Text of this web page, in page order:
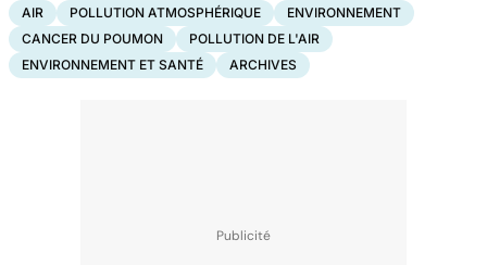
AIR POLLUTION ATMOSPHÉRIQUE
ENVIRONNEMENT
CANCER DU POUMON
POLLUTION DE L'AIR
ENVIRONNEMENT ET SANTÉ
ARCHIVES